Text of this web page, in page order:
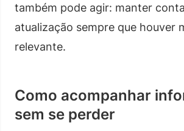
também pode agir: manter
atualização sempre que houver
relevante.
Como acompanhar
sem se perder